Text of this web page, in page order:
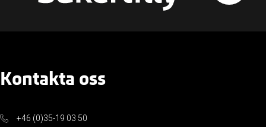
Kontakta oss
+46 (0)35-19 03 50